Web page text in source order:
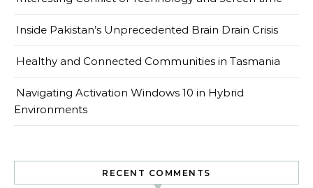
Inside Pakistan’s Unprecedented Brain Drain Crisis
Healthy and Connected Communities in Tasmania
Navigating Activation Windows 10 in Hybrid
Environments
RECENT COMMENTS